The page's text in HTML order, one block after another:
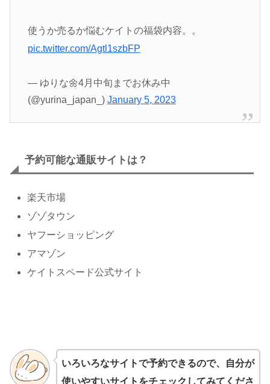
使うか売るか悩むケイトの福袋内容。。
pic.twitter.com/Agtl1szbFP
— ゆりな🌼4月中旬までお休み中
(@yurina_japan_) January 5, 2023
予約可能な通販サイト は？
楽天市場
ゾゾタウン
ヤフーショッピング
アマゾン
ケイトスペード公式サイト
いろいろなサイトで予約できるので、自分が
使いやすいサイトをチェックしてみてくださ